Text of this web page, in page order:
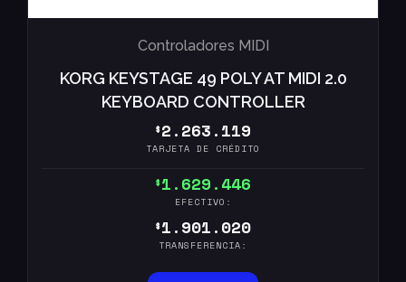
Controladores MIDI
KORG KEYSTAGE 49 POLY AT MIDI 2.0
KEYBOARD CONTROLLER
$2.263.119
TARJETA DE CRÉDITO
$1.629.446
EFECTIVO:
$1.901.020
TRANSFERENCIA: